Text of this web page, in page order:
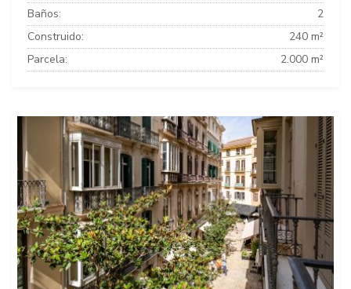
Baños:
2
Construido:
240 m²
Parcela:
2.000 m²